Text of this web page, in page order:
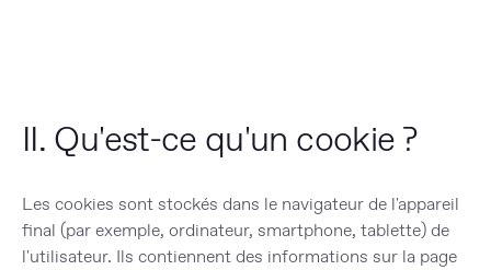
II. Qu'est-ce qu'un cookie ?
Les cookies sont stockés dans le navigateur de l'appareil
final (par exemple, ordinateur, smartphone, tablette) de
l'utilisateur. Ils contiennent des informations sur la page